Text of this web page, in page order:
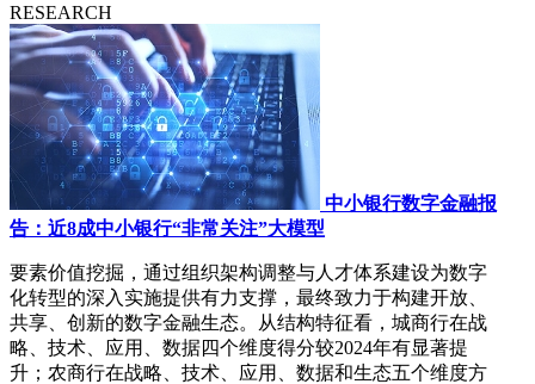
RESEARCH
中小银行数字金融报
告：近8成中小银行“非常关注”大模型
要素价值挖掘，通过组织架构调整与人才体系建设为数字
化转型的深入实施提供有力支撑，最终致力于构建开放、
共享、创新的数字金融生态。从结构特征看，城商行在战
略、技术、应用、数据四个维度得分较2024年有显著提
升；农商行在战略、技术、应用、数据和生态五个维度方